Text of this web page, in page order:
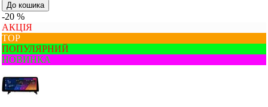
До кошика
-20 %
АКЦІЯ
ТОР
ПОПУЛЯРНИЙ
НОВИНКА